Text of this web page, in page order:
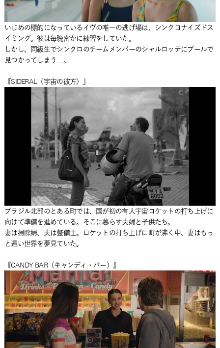
いじめの標的になっているイヴの唯一の逃げ場は、シンクロナイズドス
イミング。彼は毎晩密かに練習をしていた。
しかし、同級生でシンクロのチームメンバーのシャルロッテにプールで
見つかってしまう…。
『SIDERAL（宇宙の彼方）』
ブラジル北部のとある町では、国が初の有人宇宙ロケットの打ち上げに
向けて準備を進めている。そこに暮らす夫婦と子供たち。
妻は掃除婦、夫は整備士。ロケットの打ち上げに町が沸く中、妻はもっ
と遠い世界を夢見ていた。
『CANDY BAR（キャンディ・バー）』